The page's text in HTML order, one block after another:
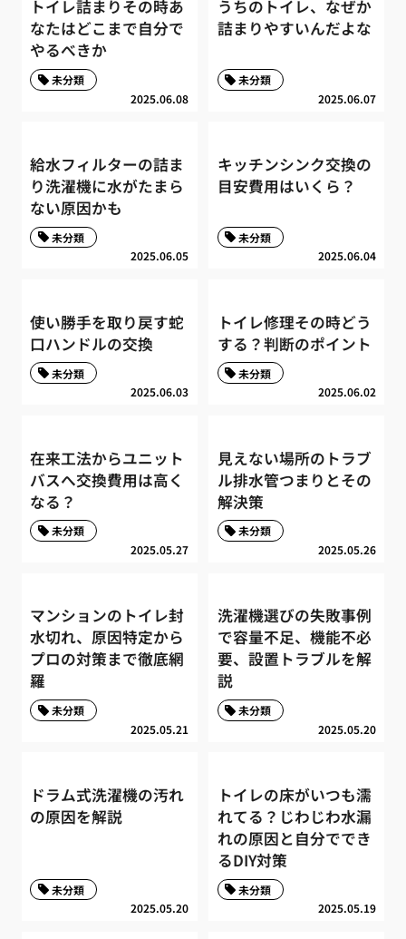
トイレ詰まりその時あ
なたはどこまで自分で
やるべきか
2025.06.08
未分類
うちのトイレ、なぜか
詰まりやすいんだよな
2025.06.07
未分類
給水フィルターの詰ま
り洗濯機に水がたまら
ない原因かも
2025.06.05
未分類
キッチンシンク交換の
目安費用はいくら？
2025.06.04
未分類
使い勝手を取り戻す蛇
口ハンドルの交換
2025.06.03
未分類
トイレ修理その時どう
する？判断のポイント
2025.06.02
未分類
在来工法からユニット
バスへ交換費用は高く
なる？
2025.05.27
未分類
見えない場所のトラブ
ル排水管つまりとその
解決策
2025.05.26
未分類
マンションのトイレ封
水切れ、原因特定から
プロの対策まで徹底網
羅
2025.05.21
未分類
洗濯機選びの失敗事例
で容量不足、機能不必
要、設置トラブルを解
説
2025.05.20
未分類
ドラム式洗濯機の汚れ
の原因を解説
2025.05.20
未分類
トイレの床がいつも濡
れてる？じわじわ水漏
れの原因と自分ででき
るDIY対策
2025.05.19
未分類